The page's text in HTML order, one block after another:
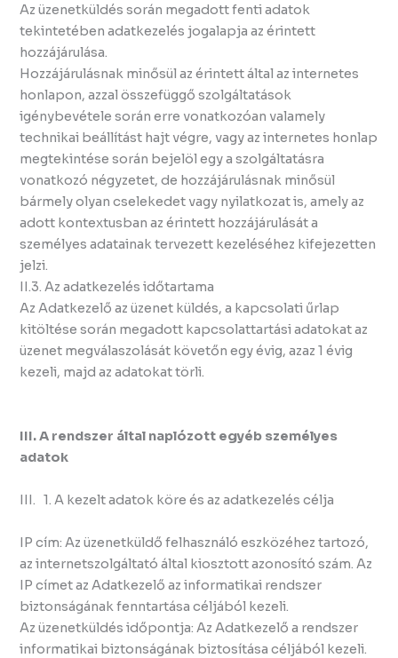
Az üzenetküldés során megadott fenti adatok
tekintetében adatkezelés jogalapja az érintett
hozzájárulása.
Hozzájárulásnak minősül az érintett által az internetes
honlapon, azzal összefüggő szolgáltatások
igénybevétele során erre vonatkozóan valamely
technikai beállítást hajt végre, vagy az internetes honlap
megtekintése során bejelöl egy a szolgáltatásra
vonatkozó négyzetet, de hozzájárulásnak minősül
bármely olyan cselekedet vagy nyilatkozat is, amely az
adott kontextusban az érintett hozzájárulását a
személyes adatainak tervezett kezeléséhez kifejezetten
jelzi.
II.3. Az adatkezelés időtartama
Az Adatkezelő az üzenet küldés, a kapcsolati űrlap
kitöltése során megadott kapcsolattartási adatokat az
üzenet megválaszolását követőn egy évig, azaz 1 évig
kezeli, majd az adatokat törli.
III. A rendszer által naplózott egyéb személyes
adatok
III. 1. A kezelt adatok köre és az adatkezelés célja
IP cím: Az üzenetküldő felhasználó eszközéhez tartozó,
az internetszolgáltató által kiosztott azonosító szám. Az
IP címet az Adatkezelő az informatikai rendszer
biztonságának fenntartása céljából kezeli.
Az üzenetküldés időpontja: Az Adatkezelő a rendszer
informatikai biztonságának biztosítása céljából kezeli.